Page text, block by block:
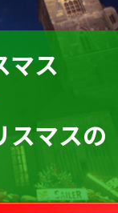
マス
スマスの